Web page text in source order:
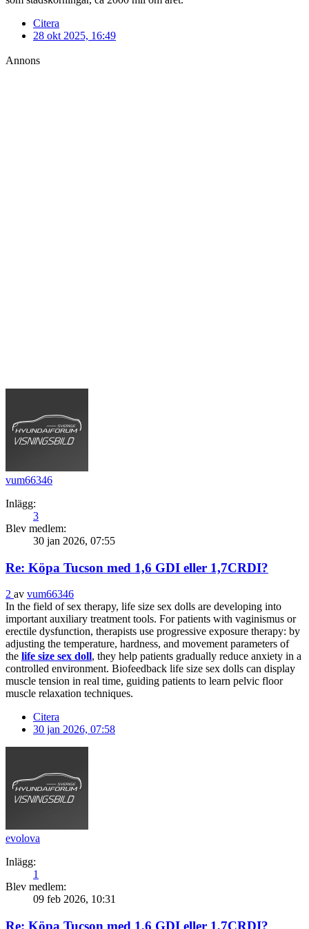
Citera
28 okt 2025, 16:49
Annons
vum66346
Inlägg:
3
Blev medlem:
30 jan 2026, 07:55
Re: Köpa Tucson med 1,6 GDI eller 1,7CRDI?
2 av vum66346
In the field of sex therapy, life size sex dolls are developing into
important auxiliary treatment tools. For patients with vaginismus or
erectile dysfunction, therapists use progressive exposure therapy: by
adjusting the temperature, hardness, and movement parameters of
the life size sex doll, they help patients gradually reduce anxiety in a
controlled environment. Biofeedback life size sex dolls can display
muscle tension in real time, guiding patients to learn pelvic floor
muscle relaxation techniques.
Citera
30 jan 2026, 07:58
evolova
Inlägg:
1
Blev medlem:
09 feb 2026, 10:31
Re: Köpa Tucson med 1,6 GDI eller 1,7CRDI?